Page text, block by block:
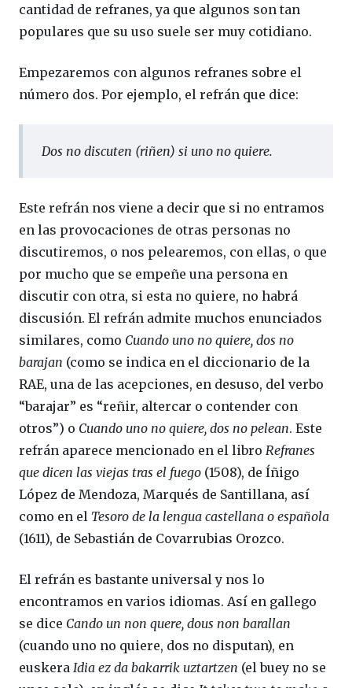
cantidad de refranes, ya que algunos son tan
populares que su uso suele ser muy cotidiano.
Empezaremos con algunos refranes sobre el
número dos. Por ejemplo, el refrán que dice:
Dos no discuten (riñen) si uno no quiere.
Este refrán nos viene a decir que si no entramos
en las provocaciones de otras personas no
discutiremos, o nos pelearemos, con ellas, o que
por mucho que se empeñe una persona en
discutir con otra, si esta no quiere, no habrá
discusión. El refrán admite muchos enunciados
similares, como Cuando uno no quiere, dos no
barajan (como se indica en el diccionario de la
RAE, una de las acepciones, en desuso, del verbo
“barajar” es “reñir, altercar o contender con
otros”) o Cuando uno no quiere, dos no pelean. Este
refrán aparece mencionado en el libro Refranes
que dicen las viejas tras el fuego (1508), de Íñigo
López de Mendoza, Marqués de Santillana, así
como en el Tesoro de la lengua castellana o española
(1611), de Sebastián de Covarrubias Orozco.
El refrán es bastante universal y nos lo
encontramos en varios idiomas. Así en gallego
se dice Cando un non quere, dous non barallan
(cuando uno no quiere, dos no disputan), en
euskera Idia ez da bakarrik uztartzen (el buey no se